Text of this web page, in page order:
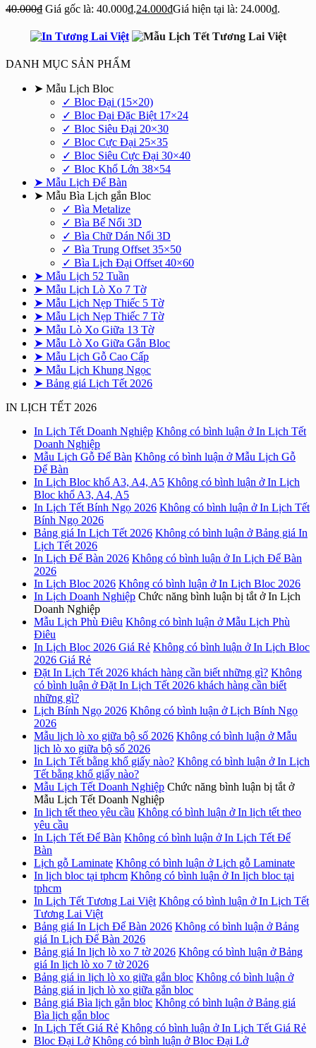
40.000₫ Giá gốc là: 40.000₫.24.000₫Giá hiện tại là: 24.000₫.
DANH MỤC SẢN PHẨM
➤ Mẫu Lịch Bloc
✓ Bloc Đại (15×20)
✓ Bloc Đại Đặc Biệt 17×24
✓ Bloc Siêu Đại 20×30
✓ Bloc Cực Đại 25×35
✓ Bloc Siêu Cực Đại 30×40
✓ Bloc Khổ Lớn 38×54
➤ Mẫu Lịch Để Bàn
➤ Mẫu Bìa Lịch gắn Bloc
✓ Bìa Metalize
✓ Bìa Bế Nổi 3D
✓ Bìa Chữ Dán Nổi 3D
✓ Bìa Trung Offset 35×50
✓ Bìa Lịch Đại Offset 40×60
➤ Mẫu Lịch 52 Tuần
➤ Mẫu Lịch Lò Xo 7 Tờ
➤ Mẫu Lịch Nẹp Thiếc 5 Tờ
➤ Mẫu Lịch Nẹp Thiếc 7 Tờ
➤ Mẫu Lò Xo Giữa 13 Tờ
➤ Mẫu Lò Xo Giữa Gắn Bloc
➤ Mẫu Lịch Gỗ Cao Cấp
➤ Mẫu Lịch Khung Ngọc
➤ Bảng giá Lịch Tết 2026
IN LỊCH TẾT 2026
In Lịch Tết Doanh Nghiệp Không có bình luận ở In Lịch Tết
Doanh Nghiệp
Mẫu Lịch Gỗ Để Bàn Không có bình luận ở Mẫu Lịch Gỗ
Để Bàn
In Lịch Bloc khổ A3, A4, A5 Không có bình luận ở In Lịch
Bloc khổ A3, A4, A5
In Lịch Tết Bính Ngọ 2026 Không có bình luận ở In Lịch Tết
Bính Ngọ 2026
Bảng giá In Lịch Tết 2026 Không có bình luận ở Bảng giá In
Lịch Tết 2026
In Lịch Để Bàn 2026 Không có bình luận ở In Lịch Để Bàn
2026
In Lịch Bloc 2026 Không có bình luận ở In Lịch Bloc 2026
In Lịch Doanh Nghiệp Chức năng bình luận bị tắtở In Lịch
Doanh Nghiệp
Mẫu Lịch Phù Điêu Không có bình luận ở Mẫu Lịch Phù
Điêu
In Lịch Bloc 2026 Giá Rẻ Không có bình luận ở In Lịch Bloc
2026 Giá Rẻ
Đặt In Lịch Tết 2026 khách hàng cần biết những gì? Không
có bình luận ở Đặt In Lịch Tết 2026 khách hàng cần biết
những gì?
Lịch Bính Ngọ 2026 Không có bình luận ở Lịch Bính Ngọ
2026
Mẫu lịch lò xo giữa bộ số 2026 Không có bình luận ở Mẫu
lịch lò xo giữa bộ số 2026
In Lịch Tết bằng khổ giấy nào? Không có bình luận ở In Lịch
Tết bằng khổ giấy nào?
Mẫu Lịch Tết Doanh Nghiệp Chức năng bình luận bị tắtở
Mẫu Lịch Tết Doanh Nghiệp
In lịch tết theo yêu cầu Không có bình luận ở In lịch tết theo
yêu cầu
In Lịch Tết Để Bàn Không có bình luận ở In Lịch Tết Để
Bàn
Lịch gỗ Laminate Không có bình luận ở Lịch gỗ Laminate
In lịch bloc tại tphcm Không có bình luận ở In lịch bloc tại
tphcm
In Lịch Tết Tương Lai Việt Không có bình luận ở In Lịch Tết
Tương Lai Việt
Bảng giá In Lịch Để Bàn 2026 Không có bình luận ở Bảng
giá In Lịch Để Bàn 2026
Bảng giá In lịch lò xo 7 tờ 2026 Không có bình luận ở Bảng
giá In lịch lò xo 7 tờ 2026
Bảng giá in lịch lò xo giữa gắn bloc Không có bình luận ở
Bảng giá in lịch lò xo giữa gắn bloc
Bảng giá Bìa lịch gắn bloc Không có bình luận ở Bảng giá
Bìa lịch gắn bloc
In Lịch Tết Giá Rẻ Không có bình luận ở In Lịch Tết Giá Rẻ
Bloc Đại Lở Không có bình luận ở Bloc Đại Lở